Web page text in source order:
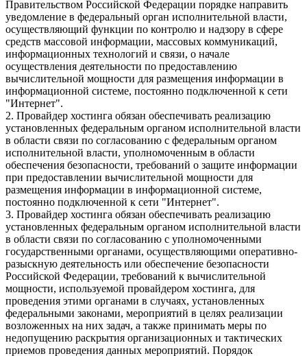
Правительством Российской Федерации порядке направить
уведомление в федеральный орган исполнительной власти,
осуществляющий функции по контролю и надзору в сфере
средств массовой информации, массовых коммуникаций,
информационных технологий и связи, о начале
осуществления деятельности по предоставлению
вычислительной мощности для размещения информации в
информационной системе, постоянно подключенной к сети
"Интернет".
2. Провайдер хостинга обязан обеспечивать реализацию
установленных федеральным органом исполнительной власти
в области связи по согласованию с федеральным органом
исполнительной власти, уполномоченным в области
обеспечения безопасности, требований о защите информации
при предоставлении вычислительной мощности для
размещения информации в информационной системе,
постоянно подключенной к сети "Интернет".
3. Провайдер хостинга обязан обеспечивать реализацию
установленных федеральным органом исполнительной власти
в области связи по согласованию с уполномоченными
государственными органами, осуществляющими оперативно-
разыскную деятельность или обеспечение безопасности
Российской Федерации, требований к вычислительной
мощности, используемой провайдером хостинга, для
проведения этими органами в случаях, установленных
федеральными законами, мероприятий в целях реализации
возложенных на них задач, а также принимать меры по
недопущению раскрытия организационных и тактических
приемов проведения данных мероприятий. Порядок